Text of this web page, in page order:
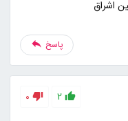
پاسخ
2
0